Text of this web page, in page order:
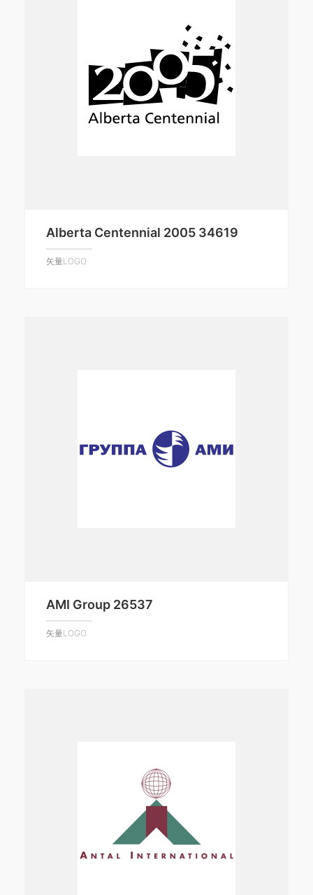
Alberta Centennial 2005 34619
矢量LOGO
AMI Group 26537
矢量LOGO